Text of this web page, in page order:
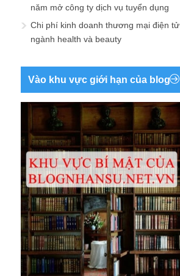
năm mở công ty dịch vụ tuyển dụng
Chi phí kinh doanh thương mại điện tử
ngành health và beauty
Vào khu vực giới hạn của blog